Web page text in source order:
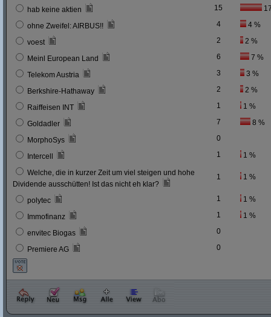
hab keine aktien 15
ohne Zweifel: AIRBUS!! 4 4 %
voest 2 2 %
Meinl European Land 6 7 %
Telekom Austria 3 3 %
Berkshire-Hathaway 2 2 %
Raiffeisen INT 1 1 %
Goldadler 7 8 %
MorphoSys 0
Intercell 1 1 %
Welche, die in kurzer Zeit um viel steigen und hohe
Dividende ausschütten! Ist das nicht eh klar?
1 1 %
polytec 1 1 %
Immofinanz 1 1 %
envitec Biogas 0
Premiere AG 0